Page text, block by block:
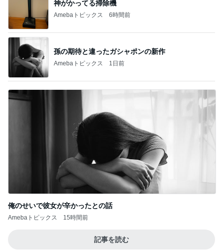
神がかってる掃除機
Amebaトピックス 6時間前
孫の期待と違ったガシャポンの新作
Amebaトピックス 1日前
俺のせいで彼女が辛かったとの話
Amebaトピックス 15時間前
記事を読む